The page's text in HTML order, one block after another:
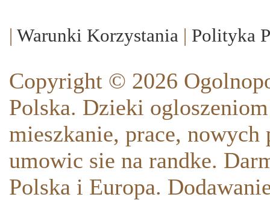
| Warunki Korzystania | Polityka
Copyright © 2026
Polska. Dzieki
mieszkanie, prace,
umowic sie na randke.
Polska i Europa.